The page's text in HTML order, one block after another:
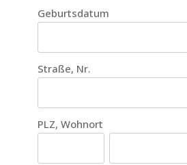
Geburtsdatum
Straße, Nr.
PLZ, Wohnort